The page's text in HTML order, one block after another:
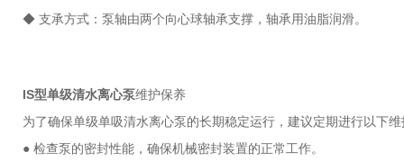
◆ 支承方式：泵轴由两个向心球轴承支撑，轴承用油脂润滑。
IS型单级清水离心泵维护保养
为了确保单级单吸清水离心泵的长期稳定运行，建议定期进行以下
‌● 检查泵的密封性能‌，确保机械密封装置的正常工作。